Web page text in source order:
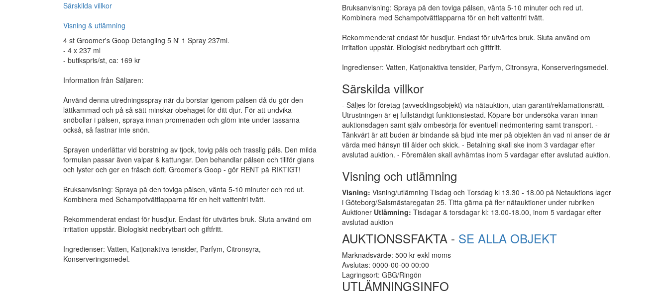
Särskilda villkor
Visning & utlämning
4 st Groomer's Goop Detangling 5 N' 1 Spray 237ml.
- 4 x 237 ml
- butikspris/st, ca: 169 kr
Information från Säljaren:
Använd denna utredningsspray när du borstar igenom pälsen då du gör den
lättkammad och på så sätt minskar obehaget för ditt djur. För att undvika
snöbollar i pälsen, spraya innan promenaden och glöm inte under tassarna
också, så fastnar inte snön.
Sprayen underlättar vid borstning av tjock, tovig päls och trasslig päls. Den milda
formulan passar även valpar & kattungar. Den behandlar pälsen och tillför glans
och lyster och ger en fräsch doft. Groomer’s Goop - gör RENT på RIKTIGT!
Bruksanvisning: Spraya på den toviga pälsen, vänta 5-10 minuter och red ut.
Kombinera med Schampotvättlapparna för en helt vattenfri tvätt.
Rekommenderat endast för husdjur. Endast för utvärtes bruk. Sluta använd om
irritation uppstår. Biologiskt nedbrytbart och giftfritt.
Ingredienser: Vatten, Katjonaktiva tensider, Parfym, Citronsyra,
Konserveringsmedel.
Bruksanvisning: Spraya på den toviga pälsen, vänta 5-10 minuter och red ut.
Kombinera med Schampotvättlapparna för en helt vattenfri tvätt.
Rekommenderat endast för husdjur. Endast för utvärtes bruk. Sluta använd om
irritation uppstår. Biologiskt nedbrytbart och giftfritt.
Ingredienser: Vatten, Katjonaktiva tensider, Parfym, Citronsyra, Konserveringsmedel.
Särskilda villkor
- Säljes för företag (avvecklingsobjekt) via nätauktion, utan garanti/reklamationsrätt. -
Utrustningen är ej fullständigt funktionstestad. Köpare bör undersöka varan innan
auktionsdagen samt själv ombesörja för eventuell nedmontering samt transport. -
Tänkvärt är att buden är bindande så bjud inte mer på objekten än vad ni anser de är
värda med hänsyn till ålder och skick. - Betalning skall ske inom 3 vardagar efter
avslutad auktion. - Föremålen skall avhämtas inom 5 vardagar efter avslutad auktion.
Visning och utlämning
Visning: Visning/utlämning Tisdag och Torsdag kl 13.30 - 18.00 på Netauktions lager
i Göteborg/Salsmästaregatan 25. Titta gärna på fler nätauktioner under rubriken
Auktioner Utlämning: Tisdagar & torsdagar kl: 13.00-18.00, inom 5 vardagar efter
avslutad auktion
AUKTIONSSFAKTA - SE ALLA OBJEKT
Marknadsvärde: 500 kr exkl moms
Avslutas: 0000-00-00 00:00
Lagringsort: GBG/Ringön
UTLÄMNINGSINFO